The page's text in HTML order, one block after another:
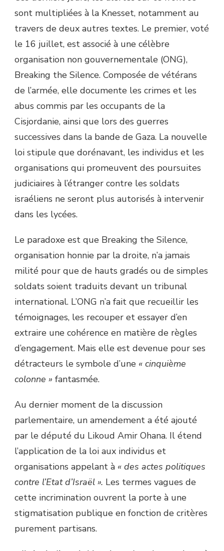
sont multipliées à la Knesset, notamment au
travers de deux autres textes. Le premier, voté
le 16 juillet, est associé à une célèbre
organisation non gouvernementale (ONG),
Breaking the Silence. Composée de vétérans
de l’armée, elle documente les crimes et les
abus commis par les occupants de la
Cisjordanie, ainsi que lors des guerres
successives dans la bande de Gaza. La nouvelle
loi stipule que dorénavant, les individus et les
organisations qui promeuvent des poursuites
judiciaires à l’étranger contre les soldats
israéliens ne seront plus autorisés à intervenir
dans les lycées.
Le paradoxe est que Breaking the Silence,
organisation honnie par la droite, n’a jamais
milité pour que de hauts gradés ou de simples
soldats soient traduits devant un tribunal
international. L’ONG n’a fait que recueillir les
témoignages, les recouper et essayer d’en
extraire une cohérence en matière de règles
d’engagement. Mais elle est devenue pour ses
détracteurs le symbole d’une « cinquième
colonne » fantasmée.
Au dernier moment de la discussion
parlementaire, un amendement a été ajouté
par le député du Likoud Amir Ohana. Il étend
l’application de la loi aux individus et
organisations appelant à « des actes politiques
contre l’Etat d’Israël ». Les termes vagues de
cette incrimination ouvrent la porte à une
stigmatisation publique en fonction de critères
purement partisans.